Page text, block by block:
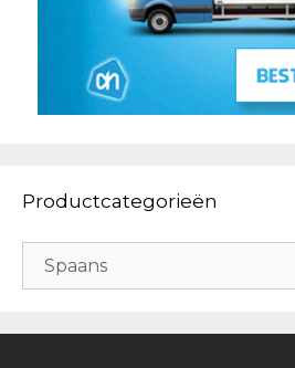
Productcategorieën